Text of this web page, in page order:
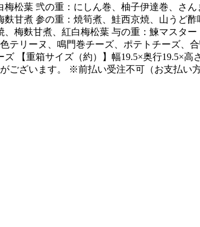
松葉 弐の重：にしん巻、柚子伊達巻、さ
甘煮 参の重：焼筍煮、鮭西京焼、山うど
梅麩甘煮、紅白梅松葉 与の重：鰊マスタ
テリーヌ、鳴門巻チーズ、ポテトチーズ、
【重箱サイズ（約）】幅19.5×奥行19.5×高
ざいます。 ※前払い受注不可（お支払い